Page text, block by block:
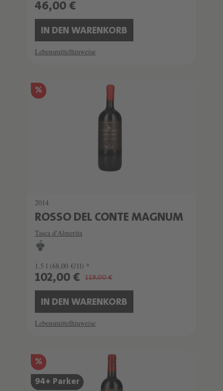
46,00 €
IN DEN WARENKORB
Lebensmittelhinweise
%
2014
ROSSO DEL CONTE MAGNUM
Tasca d'Almerita
1.5 l (68,00 €/1l) *
102,00 € 119,00 €
IN DEN WARENKORB
Lebensmittelhinweise
%
94+ Parker